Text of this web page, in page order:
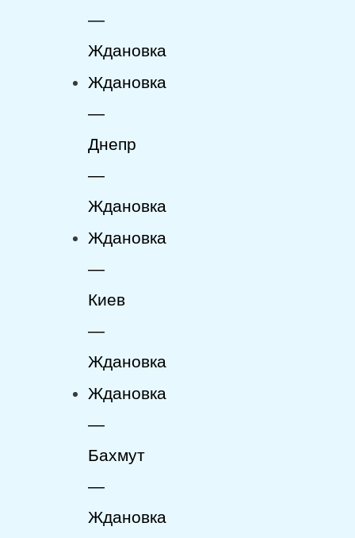
—
Ждановка
Ждановка
—
Днепр
—
Ждановка
Ждановка
—
Киев
—
Ждановка
Ждановка
—
Бахмут
—
Ждановка